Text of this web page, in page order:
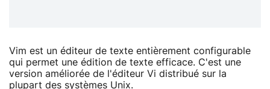
Vim est un éditeur de texte entièrement configurable
qui permet une édition de texte efficace. C'est une
version améliorée de l'éditeur Vi distribué sur la
plupart des systèmes Unix.